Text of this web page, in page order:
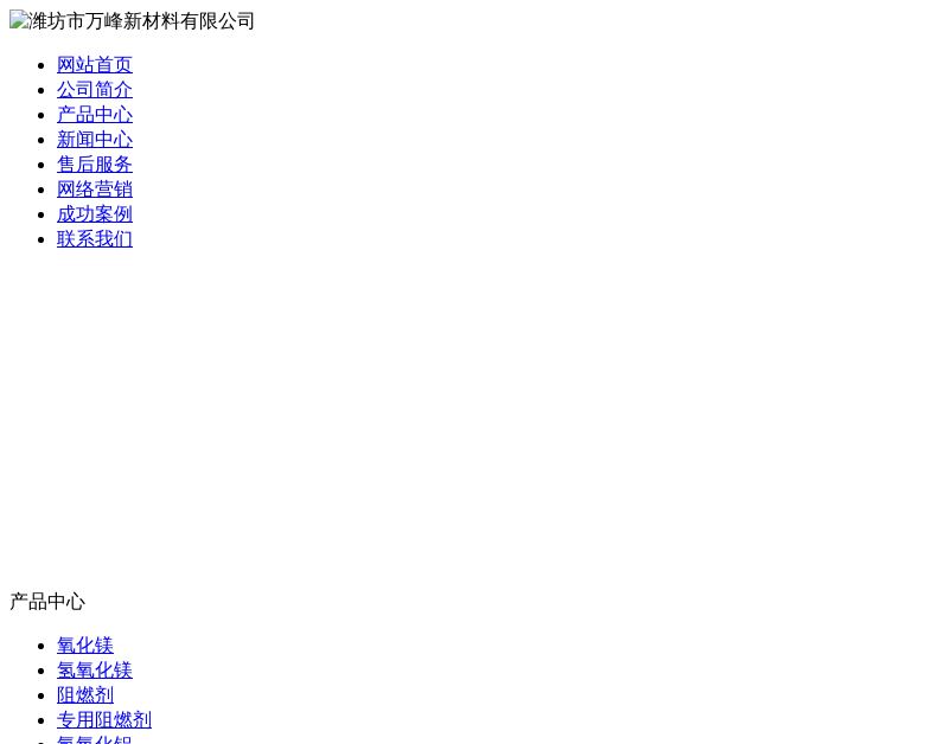
网站首页
公司简介
产品中心
新闻中心
售后服务
网络营销
成功案例
联系我们
产品中心
氧化镁
氢氧化镁
阻燃剂
专用阻燃剂